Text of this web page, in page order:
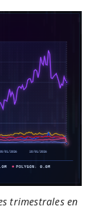
trimestrales en